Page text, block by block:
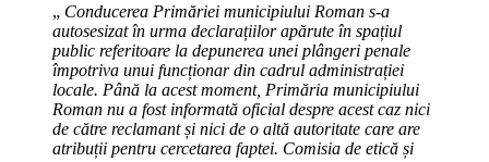
„ Conducerea Primăriei municipiului Roman s-a
autosesizat în urma declarațiilor apărute în spațiul
public referitoare la depunerea unei plângeri penale
împotriva unui funcționar din cadrul administrației
locale. Până la acest moment, Primăria municipiului
Roman nu a fost informată oficial despre acest caz nici
de către reclamant și nici de o altă autoritate care are
atribuții pentru cercetarea faptei. Comisia de etică și